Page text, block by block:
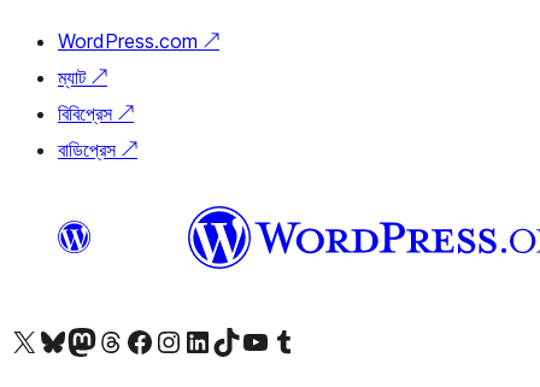
WordPress.com ↗
ম্যাট ↗
বিবিপ্রেস ↗
বাডিপ্রেস ↗
আমাদের X (আগের টুইটার) অ্যাকাউন্টে যানআমাদের Bluesky অ্যাকাউন্টটি দেখুনআমাদের মাস্টোডন অ্যাকাউন্টটি দেখুনআমাদের থ্রেডস অ্যাকাউন্টটি দেখুনআমাদের ফেসবুক পেজ দেখুনআমাদের ইন্সটাগ্রাম অ্যাকাউন্ট দেখুনআমাদের লিঙ্কডইন অ্যাকাউন্টে যানআমাদের TikTok অ্যাকাউন্টটি দেখুনআমাদের ইউটিউব চ্যানেলে যান আমাদের টাম্বলার অ্যাকাউন্ট দেখুন